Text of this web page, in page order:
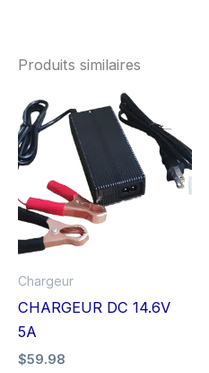
Produits similaires
Chargeur
CHARGEUR DC 14.6V
5A
$59.98